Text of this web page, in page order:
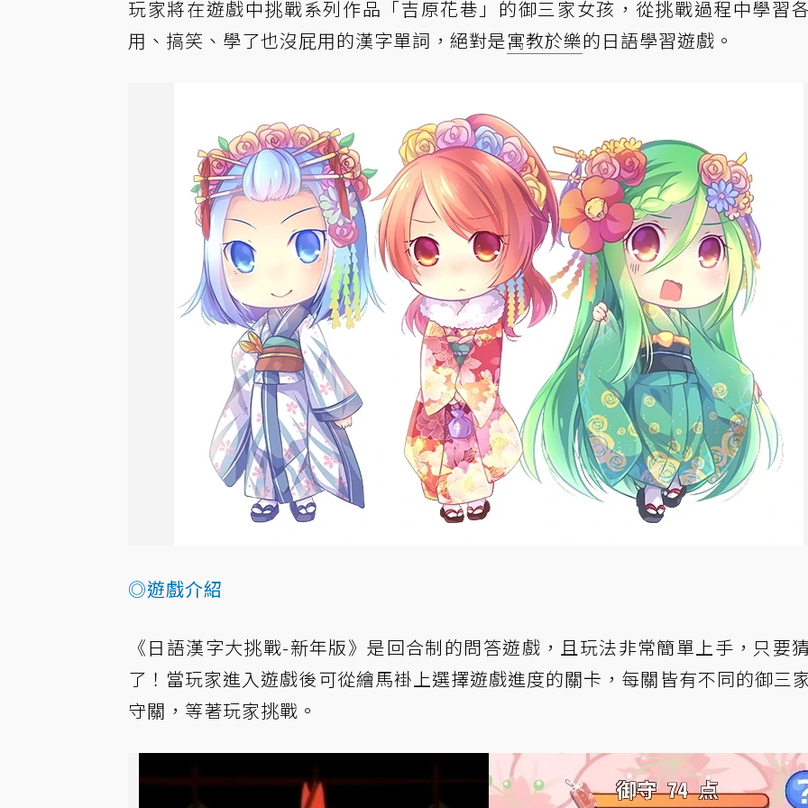
玩家將在遊戲中挑戰系列作品「吉原花巷」的御三家女孩，從挑戰過程中學習
用、搞笑、學了也沒屁用的漢字單詞，絕對是寓教於樂的日語學習遊戲。
◎遊戲介紹
《日語漢字大挑戰-新年版》是回合制的問答遊戲，且玩法非常簡單上手，只要
了！當玩家進入遊戲後可從繪馬褂上選擇遊戲進度的關卡，每關皆有不同的御三
守關，等著玩家挑戰。